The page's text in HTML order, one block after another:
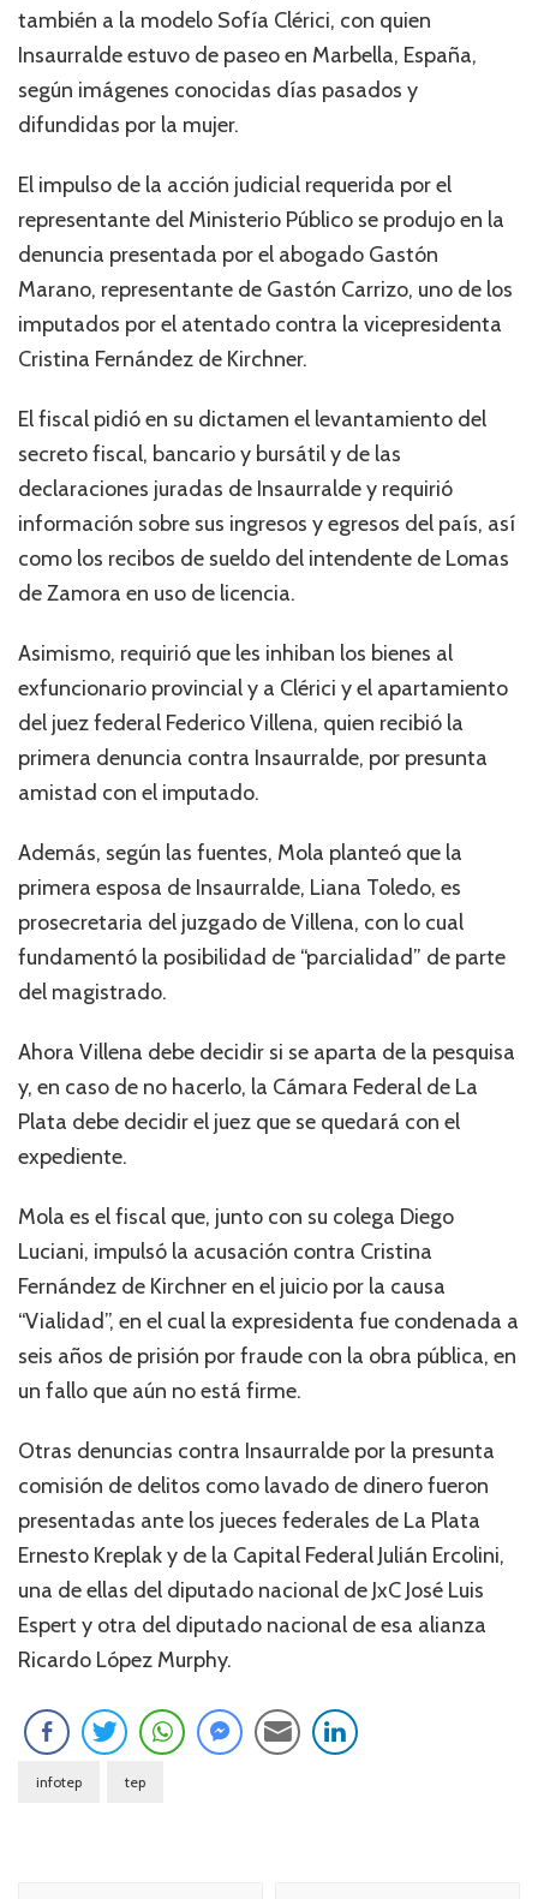
también a la modelo Sofía Clérici, con quien
Insaurralde estuvo de paseo en Marbella, España,
según imágenes conocidas días pasados y
difundidas por la mujer.
El impulso de la acción judicial requerida por el
representante del Ministerio Público se produjo en la
denuncia presentada por el abogado Gastón
Marano, representante de Gastón Carrizo, uno de los
imputados por el atentado contra la vicepresidenta
Cristina Fernández de Kirchner.
El fiscal pidió en su dictamen el levantamiento del
secreto fiscal, bancario y bursátil y de las
declaraciones juradas de Insaurralde y requirió
información sobre sus ingresos y egresos del país, así
como los recibos de sueldo del intendente de Lomas
de Zamora en uso de licencia.
Asimismo, requirió que les inhiban los bienes al
exfuncionario provincial y a Clérici y el apartamiento
del juez federal Federico Villena, quien recibió la
primera denuncia contra Insaurralde, por presunta
amistad con el imputado.
Además, según las fuentes, Mola planteó que la
primera esposa de Insaurralde, Liana Toledo, es
prosecretaria del juzgado de Villena, con lo cual
fundamentó la posibilidad de “parcialidad” de parte
del magistrado.
Ahora Villena debe decidir si se aparta de la pesquisa
y, en caso de no hacerlo, la Cámara Federal de La
Plata debe decidir el juez que se quedará con el
expediente.
Mola es el fiscal que, junto con su colega Diego
Luciani, impulsó la acusación contra Cristina
Fernández de Kirchner en el juicio por la causa
“Vialidad”, en el cual la expresidenta fue condenada a
seis años de prisión por fraude con la obra pública, en
un fallo que aún no está firme.
Otras denuncias contra Insaurralde por la presunta
comisión de delitos como lavado de dinero fueron
presentadas ante los jueces federales de La Plata
Ernesto Kreplak y de la Capital Federal Julián Ercolini,
una de ellas del diputado nacional de JxC José Luis
Espert y otra del diputado nacional de esa alianza
Ricardo López Murphy.
infotep tep